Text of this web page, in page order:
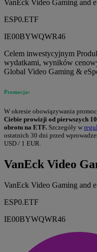
VanEck Video Gaming and
ESP0.ETF
IE00BYWQWR46
Celem inwestycyjnym
wydatkami, wyników
Global Video Gaming &
Promocja:
W okresie obowiązywania
Ciebie prowizji od pierwszych
obrotu na ETF. Szczegóły w
ostatnich 30 dni przed
USD / 1 EUR.
VanEck Video
VanEck Video Gaming and
ESP0.ETF
IE00BYWQWR46